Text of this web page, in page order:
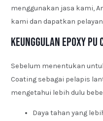
menggunakan jasa kami,
kami dan dapatkan
Keunggulan Epoxy PU
Sebelum menentukan
Coating sebagai pelapis
mengetahui lebih dulu
Daya tahan yang